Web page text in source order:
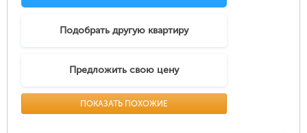
Подобрать другую квартиру
Предложить свою цену
ПОКАЗАТЬ ПОХОЖИЕ